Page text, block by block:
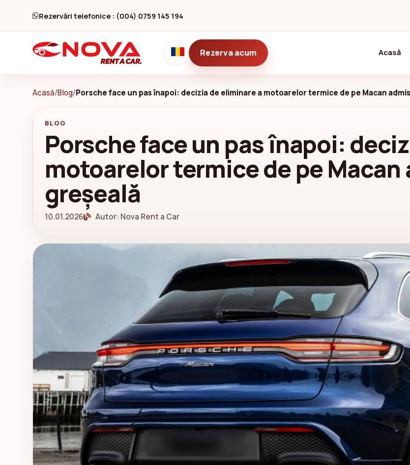
Rezervări telefonice : (004) 0759 145 194
Rezerva acum Acasă
Acasă/Blog/Porsche face un pas înapoi: decizia de eliminare a motoarelor termice de pe Macan
BLOG
Porsche face un pas înapoi:
motoarelor termice de pe Macan
greșeală
10.01.2026 Autor: Nova Rent a Car